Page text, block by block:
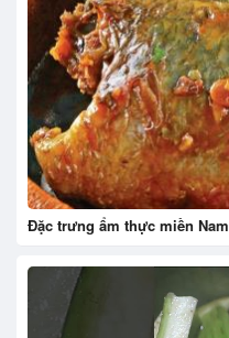
Đặc trưng ẩm thực miền Nam